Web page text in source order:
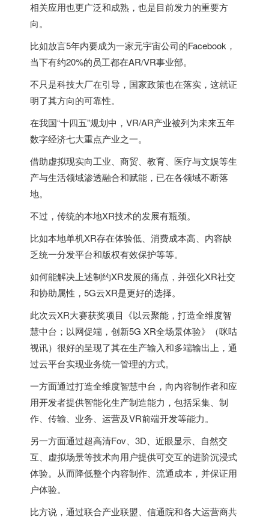
相关应用也更广泛和成熟，也是目前发力的重要方
向。
比如放言5年内要成为一家元宇宙公司的Facebook，
当下有约20%的员工都在AR/VR事业部。
不只是科技大厂在引导，国家政策也在落实，这就证
明了其方向的可靠性。
在我国“十四五”规划中，VR/AR产业被列为未来五年
数字经济七大重点产业之一。
借助虚拟现实向工业、商贸、教育、医疗与文娱等生
产与生活领域渗透融合和赋能，已在各领域不断落
地。
不过，传统的本地XR技术的发展有瓶颈。
比如本地单机XR存在体验低、消费成本高、内容缺
乏统一分发平台和版权有效保护等等。
如何能解决上述制约XR发展的痛点，并强化XR社交
和协助属性，5G云XR是更好的选择。
此次云XR大赛获奖项目《以云聚能，打造全维度智
慧中台；以网促端，创新5G XR全场景体验》（咪咕
视讯）很好的呈现了其在生产输入和多端输出上，通
过云平台实现业务统一管理的方式。
一方面通过打造全维度智慧中台，向内容制作者和应
用开发者提供智能化生产制造能力，包括采集、制
作、传输、业务、运营及VR前端开发等能力。
另一方面通过超高清Fov、3D、近眼显示、自然交
互、虚拟场景等技术向用户提供可交互的进阶沉浸式
体验。从而降低整个内容制作、流通成本，并保证用
户体验。
比方说，通过联合产业联盟、信通院和各大运营商共